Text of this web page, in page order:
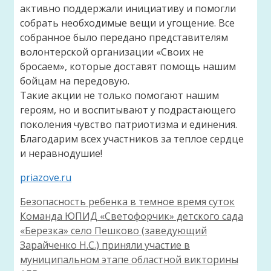
активно поддержали инициативу и помогли
собрать необходимые вещи и угощение. Все
собранное было передано представителям
волонтерской организации «Своих не
бросаем», которые доставят помощь нашим
бойцам на передовую.
Такие акции не только помогают нашим
героям, но и воспитывают у подрастающего
поколения чувство патриотизма и единения.
Благодарим всех участников за теплое сердце
и неравнодушие!
priazove.ru
Безопасность ребенка в темное время суток
Команда ЮПИД «Светофорчик» детского сада
«Березка» село Пешково (заведующий
Зарайченко Н.С.) приняли участие в
муниципальном этапе областной викторины